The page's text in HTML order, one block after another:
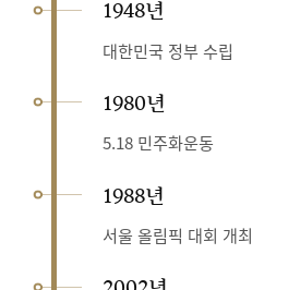
1948년
대한민국 정부 수립
1980년
5.18 민주화운동
1988년
서울 올림픽 대회 개최